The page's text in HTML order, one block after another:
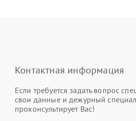
Контактная информация
Если требуется задать вопрос
свои данные и дежурный
проконсультирует Вас!